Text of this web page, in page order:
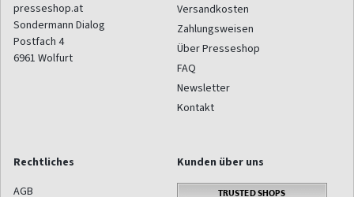
presseshop.at
Sondermann Dialog
Postfach 4
6961 Wolfurt
Versandkosten
Zahlungsweisen
Über Presseshop
FAQ
Newsletter
Kontakt
Rechtliches
AGB
Kunden über uns